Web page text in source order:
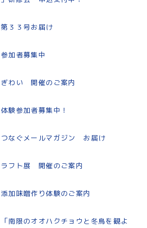
３３号お届け
加者募集中
わい 開催のご案内
験参加者募集中！
つなぐメールマガジン お届け
フト展 開催のご案内
加味噌作り体験のご案内
南限のオオハクチョウと冬鳥を観よ